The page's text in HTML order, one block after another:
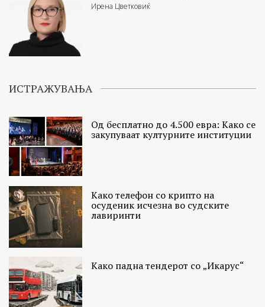
Ирена Цветковиќ
ИСТРАЖУВАЊА
Од бесплатно до 4.500 евра: Како се
закупуваат културните институции
Како телефон со крипто на
осуденик исчезна во судските
лавиринти
Како падна тендерот со „Икарус“